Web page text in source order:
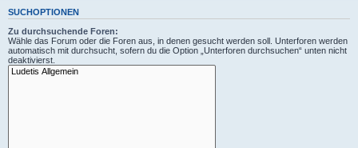
SUCHOPTIONEN
Zu durchsuchende Foren:
Wähle das Forum oder die Foren aus, in denen gesucht werden soll. Unterforen werden
automatisch mit durchsucht, sofern du die Option „Unterforen durchsuchen“ unten nicht
deaktivierst.